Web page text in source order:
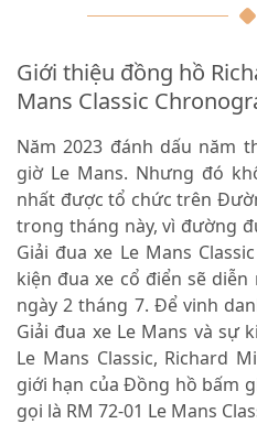
Giới thiệu đồng hồ
Mans Classic
Năm 2023 đánh dấu năm
giờ Le Mans. Nhưng đó
nhất được tổ chức trên
trong tháng này, vì đường
Giải đua xe Le Mans
kiện đua xe cổ điển sẽ
ngày 2 tháng 7. Để vinh
Giải đua xe Le Mans và sự
Le Mans Classic, Richard
giới hạn của Đồng hồ bấm
gọi là RM 72-01 Le Mans